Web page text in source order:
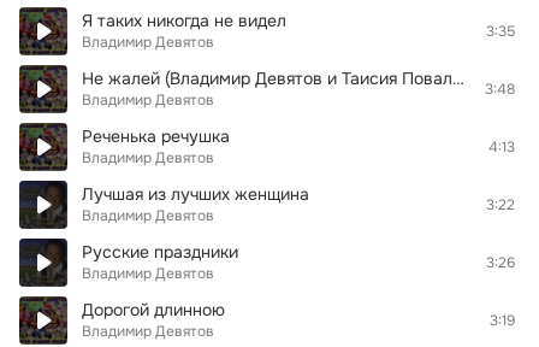
Я таких никогда не видел
Владимир Девятов
3:35
Не жалей (Владимир Девятов и Таисия Повалий)
Владимир Девятов
3:48
Реченька речушка
Владимир Девятов
4:13
Лучшая из лучших женщина
Владимир Девятов
3:22
Русские праздники
Владимир Девятов
3:26
Дорогой длинною
Владимир Девятов
3:19